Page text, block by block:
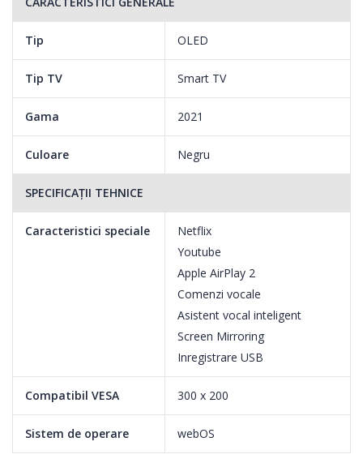
Fidelitate a culorilor 100%
OLED este o adevarata paleta de culori.
Agentia globala de testare Intertek a confirmat ca ecranele LG
OLED ofera o fidelitate a culorilor de 100%. Acest lucru
fidelitate culorile imaginii originale. Prin urmare, tot ceea ce
vizionati are aspectul intentionat de creatorul continutului.
Daca esti in cautarea unui televizor cu caracteristici unice, avem
un cinematograf cu ecran mare, o poarta catre universul
jocurilor si un loc in primele randuri la cele mai mari evenimente
Tip OLED
Tip TV Smart TV
Gama 2021
Culoare Negru
SPECIFICAȚII TEHNICE
Caracteristici speciale
Netflix
Youtube
Apple AirPlay 2
Comenzi vocale
Asistent vocal inteligent
Screen Mirroring
Inregistrare USB
Compatibil VESA 300 x 200
Sistem de operare webOS